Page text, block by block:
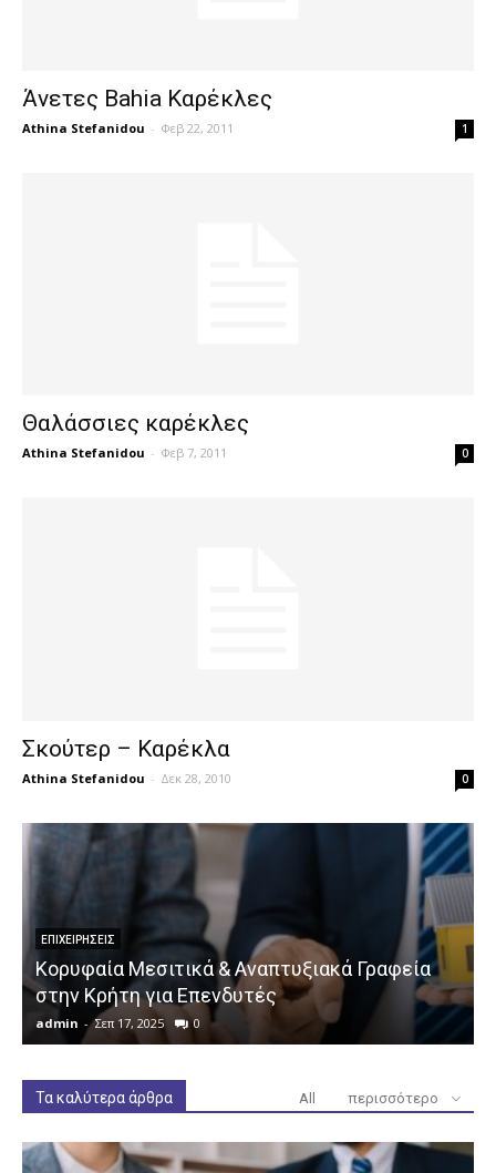
Άνετες Bahia Καρέκλες
Athina Stefanidou - Φεβ 22, 2011 1
Θαλάσσιες καρέκλες
Athina Stefanidou - Φεβ 7, 2011 0
Σκούτερ – Καρέκλα
Athina Stefanidou - Δεκ 28, 2010 0
ΕΠΙΧΕΙΡΉΣΕΙΣ
Κορυφαία Μεσιτικά & Αναπτυξιακά Γραφεία
στην Κρήτη για Επενδυτές
admin - Σεπ 17, 2025 0
Τα καλύτερα άρθρα All περισσότερο